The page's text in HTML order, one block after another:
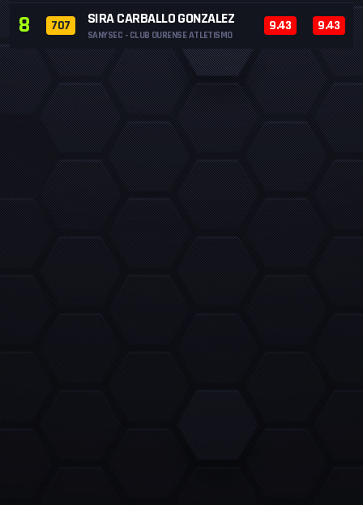
8 707 SIRA CARBALLO GONZALEZ
SANYSEC - CLUB OURENSE ATLETISMO
9.43 9.43